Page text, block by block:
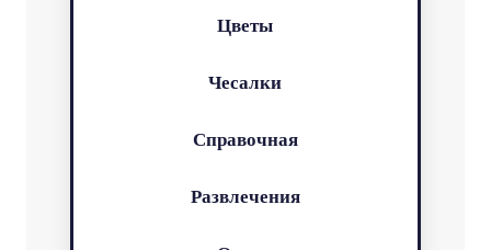
Цветы
Чесалки
Справочная
Развлечения